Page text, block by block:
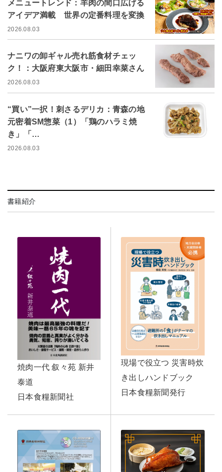
メニュートレンド：羊肉の間口広げる
アイデア満載 世界の定番料理を変換
2026.08.03
ナニワの卸ギャル売れ筋食材チェッ
ク！：大阪府東大阪市・細田幸菜さん
2026.08.03
“買い”一択！刺さるデリカ：青森の地
元密着SM惣菜（1）「鶏のハラミ焼
き」「…
2026.08.03
書籍紹介
焼肉一代 叙々苑 新井
泰道
日本食糧新聞社
現場で役立つ 災害時炊
き出しハンドブック
日本食糧新聞発行